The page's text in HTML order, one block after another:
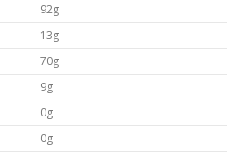
92g
13g
70g
9g
0g
0g